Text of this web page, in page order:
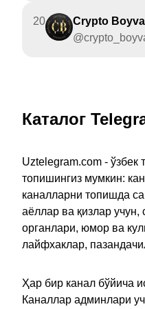
20
Crypto
Каталог
Uztelegram.com - ўзбек
топишингиз мумкин:
каналларни топишда
аёллар ва қизлар
органлари, юмор ва
лайфхаклар,
Ҳар бир канал бўйича
Каналлар админлари